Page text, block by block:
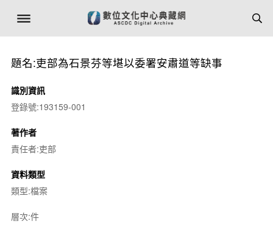
題名:吏部為石景芬等堪以委署安肅道等缺事
識別資訊
登錄號:193159-001
著作者
責任者:吏部
資料類型
類型:檔案
層次:件